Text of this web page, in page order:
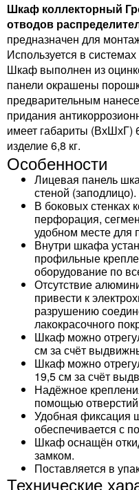
Шкаф коллекторный
отводов
предназначен для
Используется в
Шкаф выполнен из
панели окрашены
предварительным
придания
имеет габариты (ВхШхГ)
изделие 6,8 кг.
Особенности
Лицевая панель
стеной (заподлицо).
В боковых стенках
перфорация,
удобном месте для
Внутри шкафа
профильные
оборудование по
Отсутствие
привести к
разрушению
лакокрасочного
Шкаф можно
см за счёт
Шкаф можно
19,5 см за счёт
Надёжное
помощью
Удобная фиксация
обеспечивается с
Шкаф оснащён
замком.
Поставляется в
Технические